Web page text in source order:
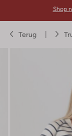
Shop
Terug